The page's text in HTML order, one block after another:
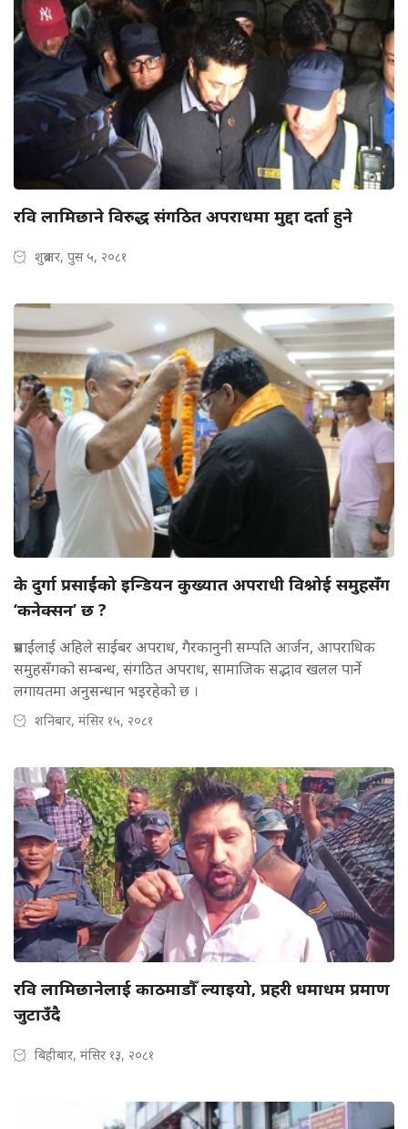
रवि लामिछाने विरुद्ध संगठित अपराधमा मुद्दा दर्ता हुने
शुक्रबार, पुस ५, २०८१
के दुर्गा प्रसाईंको इन्डियन कुख्यात अपराधी विश्नोई समुहसँग
‘कनेक्सन’ छ ?
प्रसाईंलाई अहिले साईबर अपराध, गैरकानुनी सम्पति आर्जन, आपराधिक
समुहसँगको सम्बन्ध, संगठित अपराध, सामाजिक सद्भाव खलल पार्ने
लगायतमा अनुसन्धान भइरहेको छ ।
शनिबार, मंसिर १५, २०८१
रवि लामिछानेलाई काठमाडौँ ल्याइयो, प्रहरी धमाधम प्रमाण
जुटाउँदै
बिहीबार, मंसिर १३, २०८१